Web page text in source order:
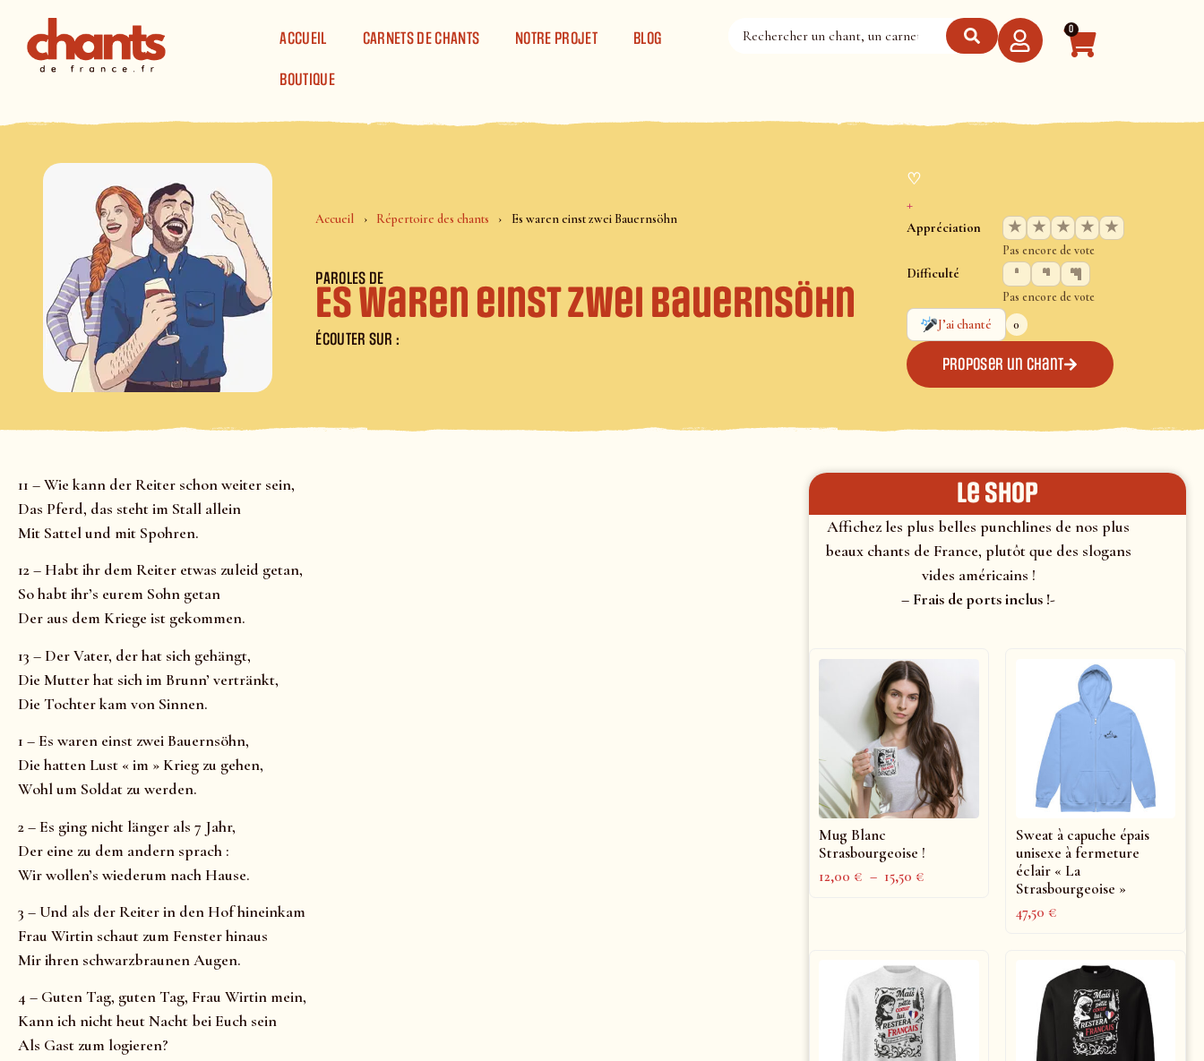
ACCUEIL CARNETS DE CHANTS NOTRE PROJET BLOG
BOUTIQUE
0
Accueil Répertoire des chants Es waren einst zwei Bauernsöhn
PAROLES DE
Es waren einst zwei Bauernsöhn
ÉCOUTER SUR :
♡
+
Appréciation ★ ★ ★ ★ ★
Pas encore de vote
Difficulté
Pas encore de vote
J’ai chanté
0
Proposer un chant
11 – Wie kann der Reiter schon weiter sein,
Das Pferd, das steht im Stall allein
Mit Sattel und mit Spohren.
12 – Habt ihr dem Reiter etwas zuleid getan,
So habt ihr’s eurem Sohn getan
Der aus dem Kriege ist gekommen.
13 – Der Vater, der hat sich gehängt,
Die Mutter hat sich im Brunn’ vertränkt,
Die Tochter kam von Sinnen.
1 – Es waren einst zwei Bauernsöhn,
Die hatten Lust « im » Krieg zu gehen,
Wohl um Soldat zu werden.
2 – Es ging nicht länger als 7 Jahr,
Der eine zu dem andern sprach :
Wir wollen’s wiederum nach Hause.
3 – Und als der Reiter in den Hof hineinkam
Frau Wirtin schaut zum Fenster hinaus
Mir ihren schwarzbraunen Augen.
4 – Guten Tag, guten Tag, Frau Wirtin mein,
Kann ich nicht heut Nacht bei Euch sein
Als Gast zum logieren?
le shop
Affichez les plus belles punchlines de nos plus
beaux chants de France, plutôt que des slogans
vides américains !
– Frais de ports inclus !-
Mug Blanc
Strasbourgeoise !
12,00€ – 15,50€
Sweat à capuche épais
unisexe à fermeture
éclair « La
Strasbourgeoise »
47,50€